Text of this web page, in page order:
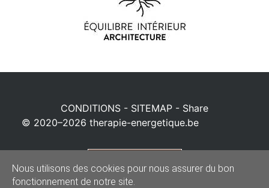
CONDITIONS - SITEMAP - Share
© 2020–2026 therapie-energetique.be
Powered by
Nous utilisons des cookies pour nous assurer du bon
fonctionnement de notre site.